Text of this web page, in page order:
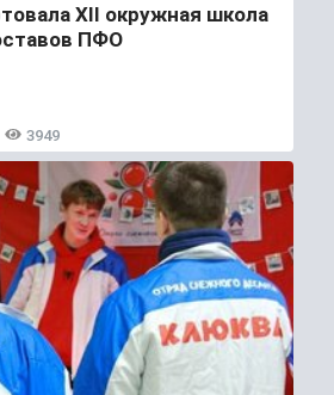
XII окружная школа
ПФО
3949